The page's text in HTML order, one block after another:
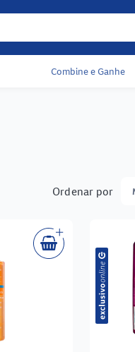
Combine e Ganhe
Ordenar por